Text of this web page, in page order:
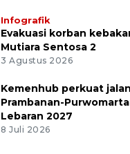
Infografik
Evakuasi korban
Mutiara Sentosa 2
3 Agustus 2026
Kemenhub perkuat
Prambanan-
Lebaran 2027
8 Juli 2026